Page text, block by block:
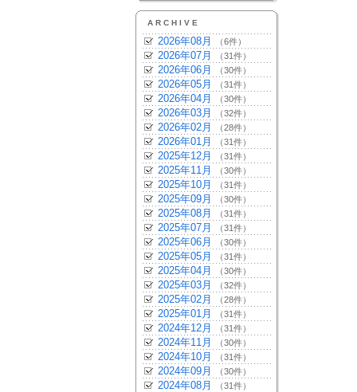
ARCHIVE
2026年08月 （6件）
2026年07月 （31件）
2026年06月 （30件）
2026年05月 （31件）
2026年04月 （30件）
2026年03月 （32件）
2026年02月 （28件）
2026年01月 （31件）
2025年12月 （31件）
2025年11月 （30件）
2025年10月 （31件）
2025年09月 （30件）
2025年08月 （31件）
2025年07月 （31件）
2025年06月 （30件）
2025年05月 （31件）
2025年04月 （30件）
2025年03月 （32件）
2025年02月 （28件）
2025年01月 （31件）
2024年12月 （31件）
2024年11月 （30件）
2024年10月 （31件）
2024年09月 （30件）
2024年08月 （31件）